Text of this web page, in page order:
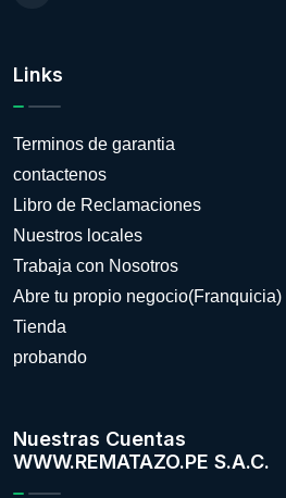
Links
Terminos de garantia
contactenos
Libro de Reclamaciones
Nuestros locales
Trabaja con Nosotros
Abre tu propio negocio(Franquicia)
Tienda
probando
Nuestras Cuentas
WWW.REMATAZO.PE S.A.C.